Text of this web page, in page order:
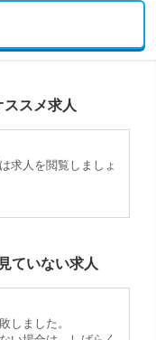
スメ求人
求人を閲覧しましょ
ていない求人
しました。